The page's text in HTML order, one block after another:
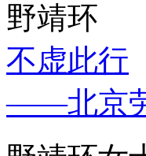
野靖环
不虚此行
——北京